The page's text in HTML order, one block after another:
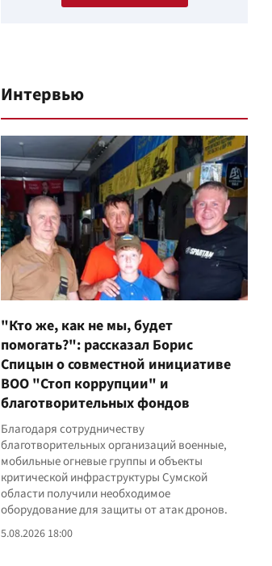
Интервью
"Кто же, как не мы, будет
помогать?": рассказал Борис
Спицын о совместной инициативе
ВОО "Стоп коррупции" и
благотворительных фондов
Благодаря сотрудничеству
благотворительных организаций военные,
мобильные огневые группы и объекты
критической инфраструктуры Сумской
области получили необходимое
оборудование для защиты от атак дронов.
5.08.2026 18:00